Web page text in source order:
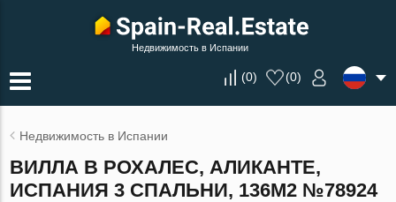
Недвижимость в Испании
(0) (0)
Недвижимость в Испании
ВИЛЛА В РОХАЛЕС, АЛИКАНТЕ,
ИСПАНИЯ 3 СПАЛЬНИ, 136М2 №78924